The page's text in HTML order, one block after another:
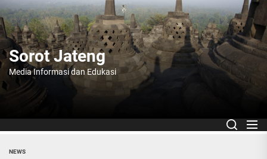
Skip
to
the
content
Sorot Jateng
Media Informasi dan Edukasi
NEWS